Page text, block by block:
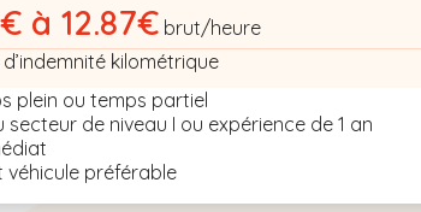
à 12.87€ brut/heure
kilométrique
plein ou temps partiel
secteur de niveau I ou expérience de 1 an
véhicule préférable